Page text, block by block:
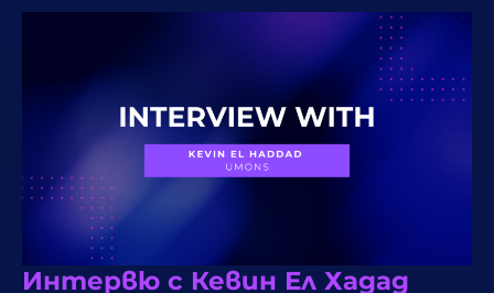
Интервю с Кевин Ел Хадад